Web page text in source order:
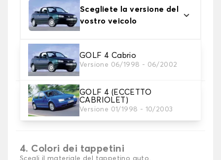
Scegliete la versione del
vostro veicolo
GOLF 4 Cabrio
Versione 06/1998 - 06/2002
GOLF 4 (ECCETTO
CABRIOLET)
Versione 01/1998 - 10/2003
2. Materiale
Scegli il materiale del tappetini auto
3. Set di tappetini
Selezionare il numero di tappetini per auto
necessari.
4. Colori dei tappetini